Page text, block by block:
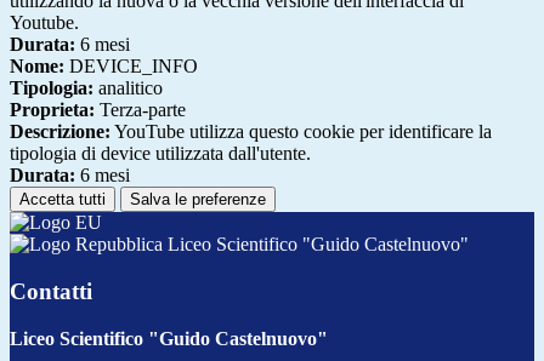
Youtube.
Durata: 6 mesi
Nome: DEVICE_INFO
Tipologia: analitico
Proprieta: Terza-parte
Descrizione: YouTube utilizza questo cookie per identificare la
tipologia di device utilizzata dall'utente.
Durata: 6 mesi
Accetta tutti Salva le preferenze
Liceo Scientifico "Guido Castelnuovo"
Contatti
Liceo Scientifico "Guido Castelnuovo"